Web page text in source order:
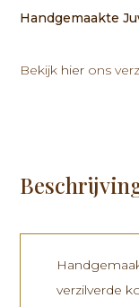
Labradoriet
verzilverde
Handgemaakte
Bekijk hier ons
verzilverde